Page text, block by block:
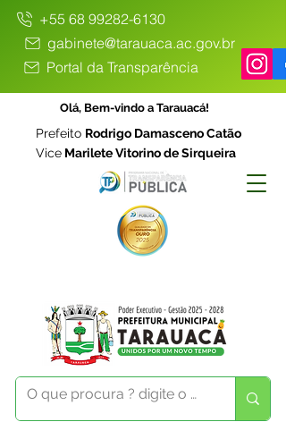
+55 68 99282-6130
gabinete@tarauaca.ac.gov.br
Portal da Transparência
Olá, Bem-vindo a Tarauacá!
Prefeito Rodrigo Damasceno Catão
Vice Marilete Vitorino de Sirqueira